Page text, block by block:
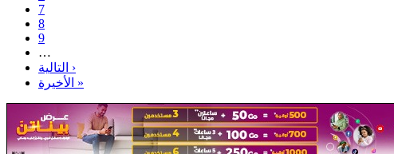
7
8
9
…
التالية ›
الأخيرة »